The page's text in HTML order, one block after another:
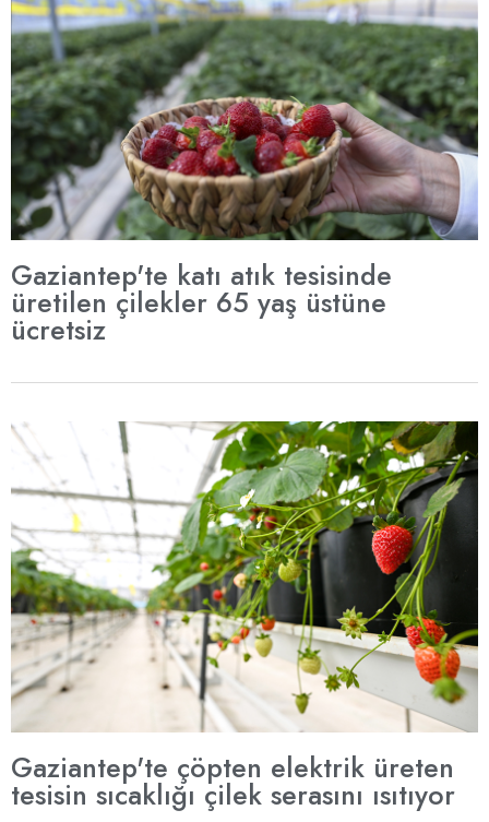
Gaziantep'te katı atık tesisinde
üretilen çilekler 65 yaş üstüne
ücretsiz
Gaziantep'te çöpten elektrik üreten
tesisin sıcaklığı çilek serasını ısıtıyor